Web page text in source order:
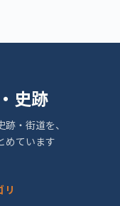
史跡
・街道を、
めています
リ